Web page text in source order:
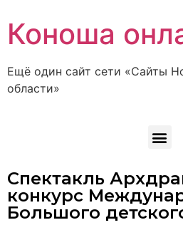
Коноша
Ещё один сайт сети «Сайты
области»
Спектакль
конкурс
Большого